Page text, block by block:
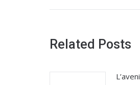
:
Related Posts